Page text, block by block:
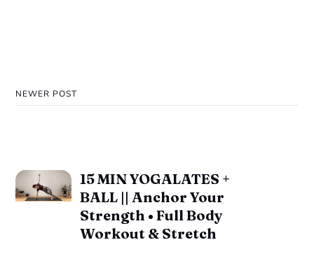
NEWER POST
15 MIN YOGALATES +
BALL || Anchor Your
Strength • Full Body
Workout & Stretch